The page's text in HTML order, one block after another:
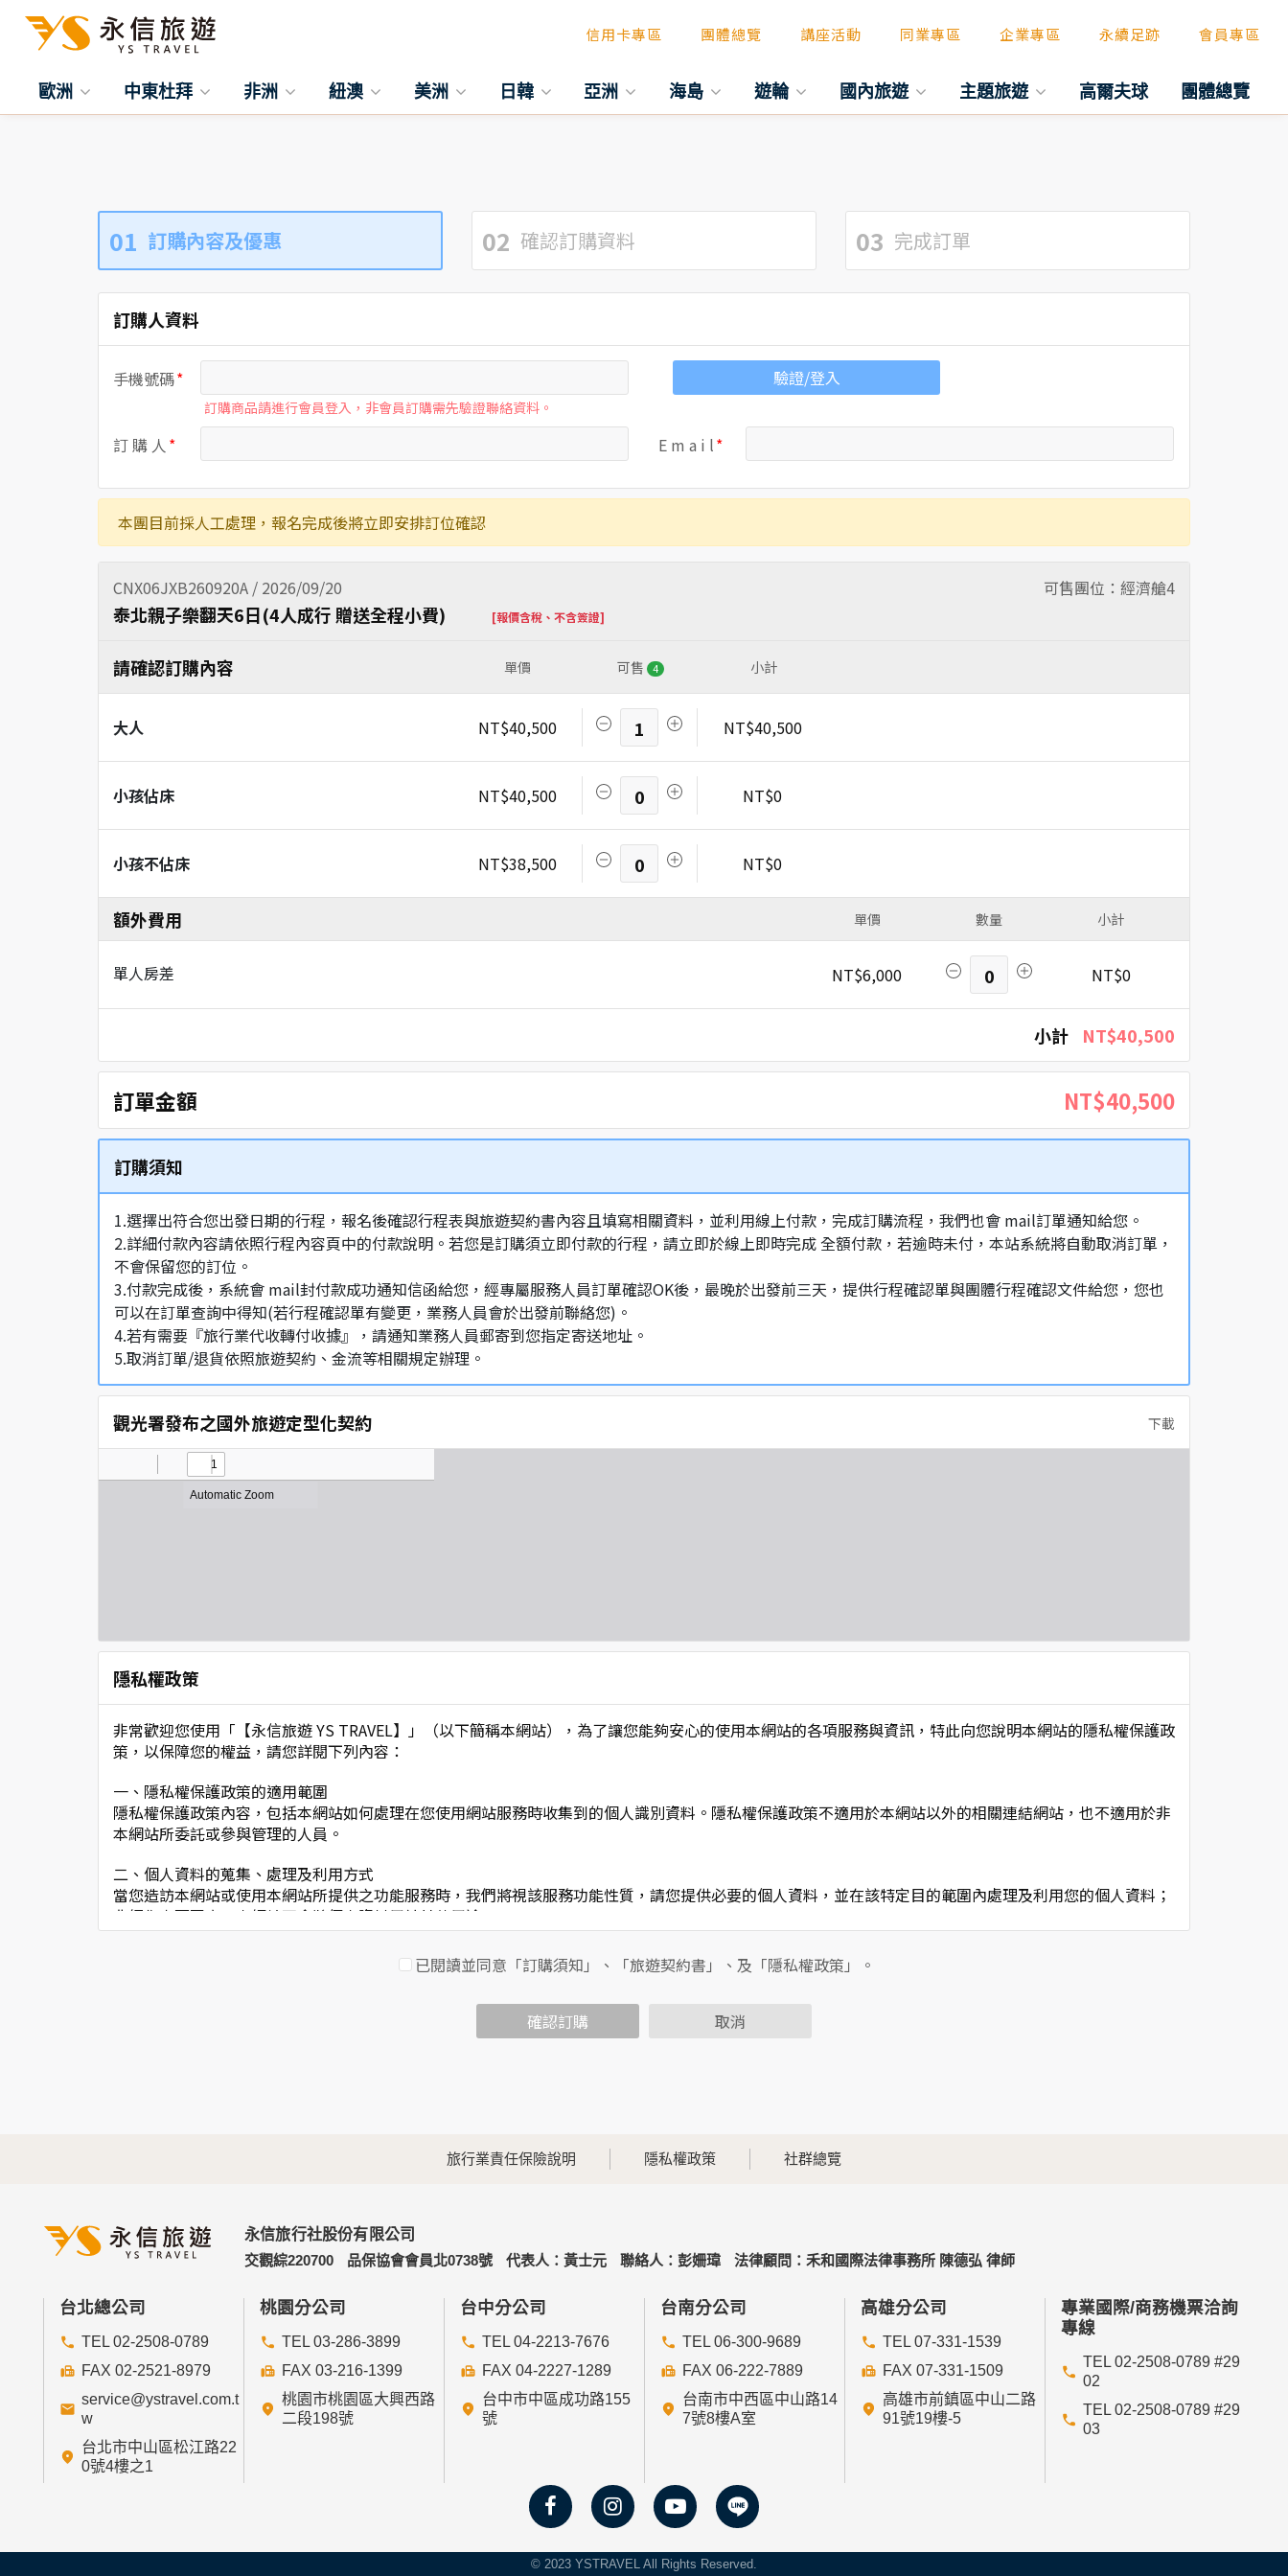
信用卡專區 團體總覽 講座活動 同業專區 企業專區 永續足跡 會員專區
歐洲 中東杜拜 非洲 紐澳 美洲 日韓 亞洲 海島 遊輪 國內旅遊 主題旅遊 高爾夫球 團體總覽
01 訂購內容及優惠 02 確認訂購資料 03 完成訂單
訂購人資料
手機號碼
訂購商品請進行會員登入，非會員訂購需先驗證聯絡資料。
驗證/登入
訂 購 人 E m a i l
本團目前採人工處理，報名完成後將立即安排訂位確認
CNX06JXB260920A / 2026/09/20 可售團位：經濟艙4
泰北親子樂翻天6日(4人成行 贈送全程小費) [報價含稅、不含簽證]
請確認訂購內容 單價 可售 4 小計
大人 NT$40,500 1 NT$40,500
小孩佔床 NT$40,500 0 NT$0
小孩不佔床 NT$38,500 0 NT$0
額外費用 單價 數量 小計
單人房差 NT$6,000 0 NT$0
小計 NT$40,500
訂單金額 NT$40,500
訂購須知
1.選擇出符合您出發日期的行程，報名後確認行程表與旅遊契約書內容且填寫相關資料，並利用線上付款，完成訂購流程，我們也會 mail訂單通知給您。
2.詳細付款內容請依照行程內容頁中的付款說明。若您是訂購須立即付款的行程，請立即於線上即時完成 全額付款，若逾時未付，本站系統將自動取消訂單，
不會保留您的訂位。
3.付款完成後，系統會 mail封付款成功通知信函給您，經專屬服務人員訂單確認OK後，最晚於出發前三天，提供行程確認單與團體行程確認文件給您，您也
可以在訂單查詢中得知(若行程確認單有變更，業務人員會於出發前聯絡您)。
4.若有需要『旅行業代收轉付收據』，請通知業務人員郵寄到您指定寄送地址。
5.取消訂單/退貨依照旅遊契約、金流等相關規定辦理。
觀光署發布之國外旅遊定型化契約 下載
隱私權政策
非常歡迎您使用「【永信旅遊 YS TRAVEL】」（以下簡稱本網站），為了讓您能夠安心的使用本網站的各項服務與資訊，特此向您說明本網站的隱私權保護政
策，以保障您的權益，請您詳閱下列內容：
一、隱私權保護政策的適用範圍
隱私權保護政策內容，包括本網站如何處理在您使用網站服務時收集到的個人識別資料。隱私權保護政策不適用於本網站以外的相關連結網站，也不適用於非
本網站所委託或參與管理的人員。
二、個人資料的蒐集、處理及利用方式
當您造訪本網站或使用本網站所提供之功能服務時，我們將視該服務功能性質，請您提供必要的個人資料，並在該特定目的範圍內處理及利用您的個人資料；
非經您書面同意，本網站不會將個人資料用於其他用途。
本網站在您使用服務信箱、問卷調查等互動性功能時，會保留您所提供的姓名、電子郵件地址、聯絡方式及使用時間等。
於一般瀏覽時，伺服器會自行記錄相關行徑，包括您使用連線設備的IP位址、使用時間、使用的瀏覽器、瀏覽及點選資料記錄等，做為我們增進網站服務的參
考依據，此記錄為內部應用，決不對外公佈。
為提供精確的服務，我們會將收集的問卷調查內容進行統計與分析，分析結果之統計數據或說明文字呈現，除供內部研究外，我們會視需要公佈統計數據及說
五、與第三人共用個人資料之政策
本網站絕不會提供、交換、出租或出售任何您的個人資料給其他個人、團體、私人企業或公務機關，但有法律依據或合約義務者，不在此限。
前項但書之情形包括不限於：
經由您書面同意。
法律明文規定。
為免除您生命、身體、自由或財產上之危險。
與公務機關或學術研究機構合作，基於公共利益為統計或學術研究而有必要，且資料經過提供者處理或蒐集者依其揭露方式無從識別特定之當事人。
當您在網站的行為，違反服務條款或可能損害或妨礙網站與其他使用者權益或導致任何人遭受損害時，經網站管理單位研析揭露您的個人資料是為了辨識、聯
絡或採取法律行動所必要者。
有利於您的權益。
本網站委託廠商協助蒐集、處理或利用您的個人資料時，將對委外廠商或個人善盡監督管理之責。
為了提供您最佳的服務，本網站會在您的電腦中放置並取用我們的Cookie，若您不願接受Cookie的寫入，您可在您使用的瀏覽器功能項中設定隱私權等級為
已閱讀並同意「訂購須知」、「旅遊契約書」、及「隱私權政策」。
確認訂購 取消
旅行業責任保險說明 隱私權政策 社群總覽
永信旅行社股份有限公司
交觀綜220700
品保協會會員北0738號 代表人：黃士元 聯絡人：彭姍瑋 法律顧問：禾和國際法律事務所 陳德弘 律師
台北總公司
TEL 02-2508-0789
FAX 02-2521-8979
service@ystravel.com.t
w
台北市中山區松江路22
0號4樓之1
桃園分公司
TEL 03-286-3899
FAX 03-216-1399
桃園市桃園區大興西路
二段198號
台中分公司
TEL 04-2213-7676
FAX 04-2227-1289
台中市中區成功路155
號
台南分公司
TEL 06-300-9689
FAX 06-222-7889
台南市中西區中山路14
7號8樓A室
高雄分公司
TEL 07-331-1539
FAX 07-331-1509
高雄市前鎮區中山二路
91號19樓-5
專業國際/商務機票洽詢
專線
TEL 02-2508-0789 #29
02
TEL 02-2508-0789 #29
03
© 2023 YSTRAVEL All Rights Reserved.